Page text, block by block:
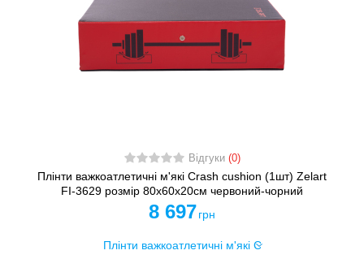
Відгуки (0)
Плінти важкоатлетичні м'які Crash cushion (1шт) Zelart
FI-3629 розмір 80x60x20см червоний-чорний
8 697 грн